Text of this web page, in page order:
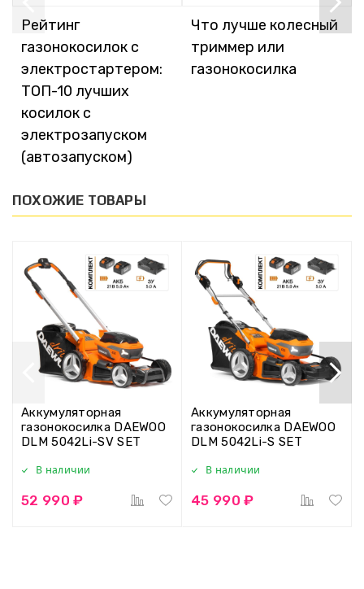
Рейтинг
газонокосилок с
электростартером:
ТОП-10 лучших
косилок с
электрозапуском
(автозапуском)
Что лучше колесный
триммер или
газонокосилка
ПОХОЖИЕ ТОВАРЫ
Аккумуляторная
газонокосилка DAEWOO
DLM 5042Li-SV SET
В наличии
52 990 ₽
Аккумуляторная
газонокосилка DAEWOO
DLM 5042Li-S SET
В наличии
45 990 ₽